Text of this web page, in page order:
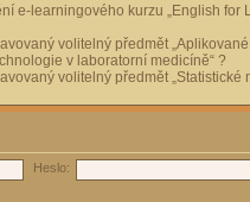
e-learningového kurzu „English for
volitelný předmět „Aplikované
v laboratorní medicíně“ ?
volitelný předmět „Statistické
Heslo: